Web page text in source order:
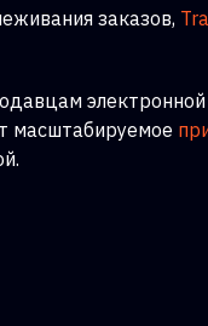
заказов,
масштабируемое